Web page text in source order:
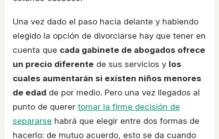
Una vez dado el paso hacia delante y habiendo
elegido la opción de divorciarse hay que tener en
cuenta que cada gabinete de abogados ofrece
un precio diferente de sus servicios y los
cuales aumentarán si existen niños menores
de edad de por medio. Pero una vez llegados al
punto de querer tomar la firme decisión de
separarse habrá que elegir entre dos formas de
hacerlo: de mutuo acuerdo, esto se da cuando